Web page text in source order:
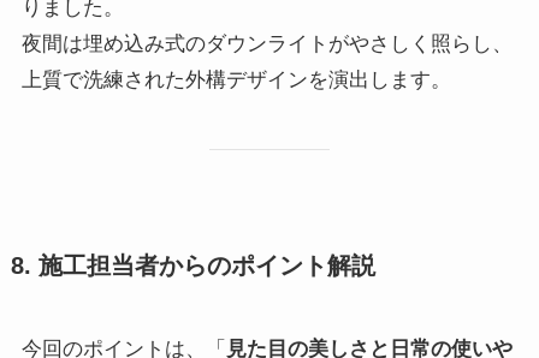
りました。
夜間は埋め込み式のダウンライトがやさしく照らし、
上質で洗練された外構デザインを演出します。
8. 施工担当者からのポイント解説
今回のポイントは、「 見た目の美しさと日常の使いや